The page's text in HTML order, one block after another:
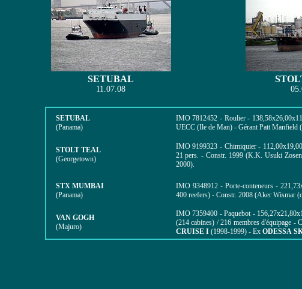
SETUBAL
11.07.08
SETUBAL
(Panama)
IMO7812452 - Roulier -
UECC (Ile de Man) - Gérant Patt Manfield
STOLT TEAL
(Georgetown)
IMO9199323 - Chimiquier -
21 pers. - Constr. 1999 (K.K. Usuki
2000).
STX MUMBAI
(Panama)
IMO 9348912 - Porte-conteneurs -
400 reefers) - Constr. 2008 (Aker Wismar
VAN GOGH
(Majuro)
IMO7359400 - Paquebot -
(214 cabines) / 216 membres d'équipage
CRUISE I(1998-1999) - Ex ODESSA